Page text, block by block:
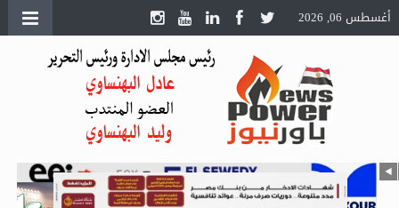
أغسطس 06, 2026